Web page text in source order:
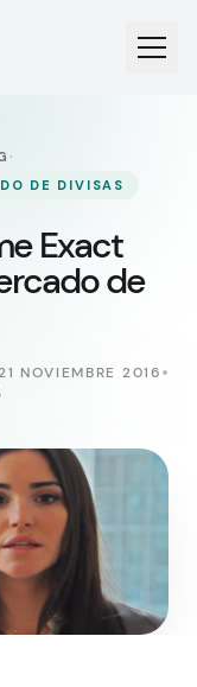
·
DE DIVISAS
Exact
de
NOVIEMBRE 2016